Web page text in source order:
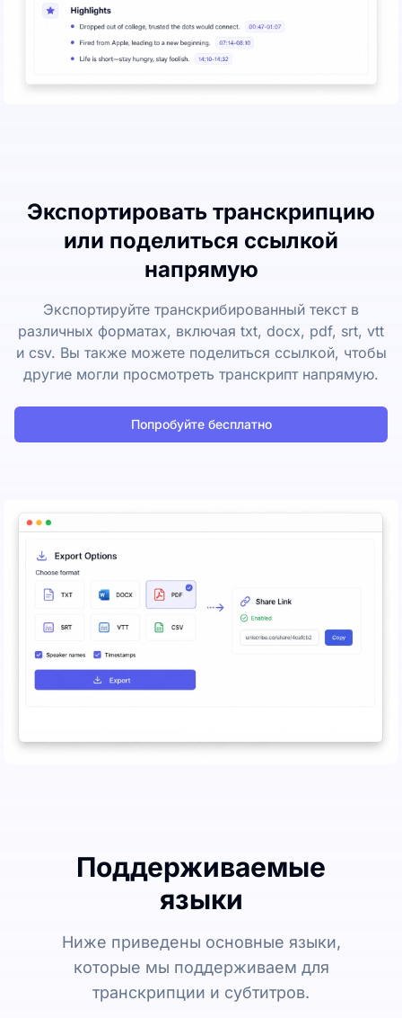
Экспортировать транскрипцию
или поделиться ссылкой
напрямую
Экспортируйте транскрибированный текст в
различных форматах, включая txt, docx, pdf, srt, vtt
и csv. Вы также можете поделиться ссылкой, чтобы
другие могли просмотреть транскрипт напрямую.
Попробуйте бесплатно
Поддерживаемые
языки
Ниже приведены основные языки,
которые мы поддерживаем для
транскрипции и субтитров.